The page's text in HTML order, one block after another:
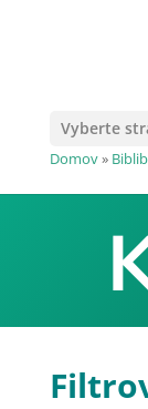
Vyberte
Domov» Biblib